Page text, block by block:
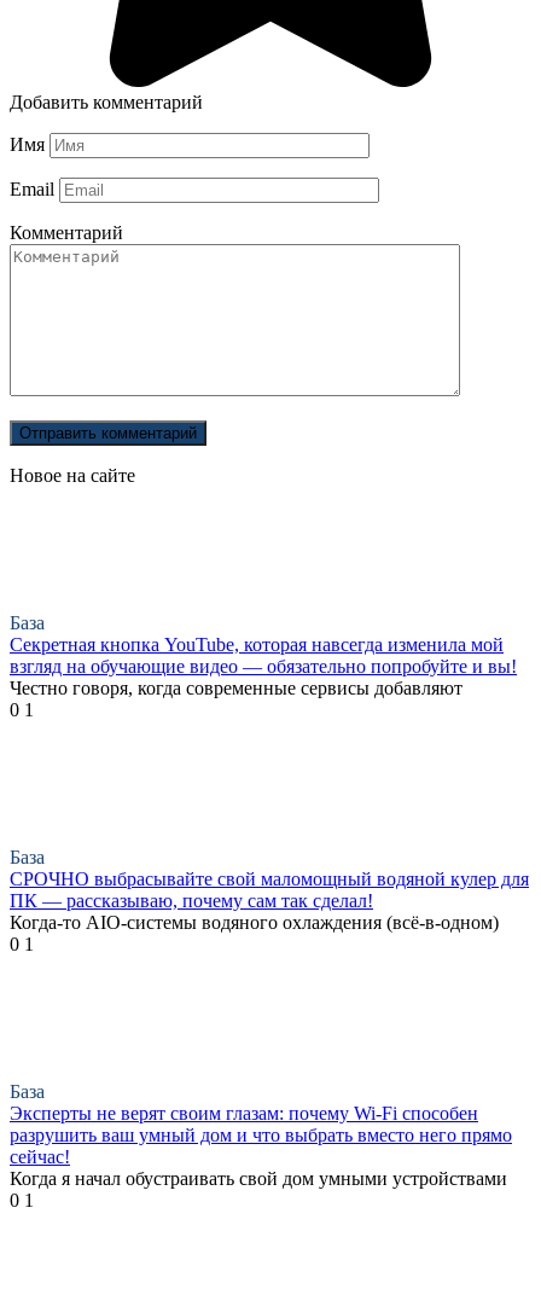
Добавить комментарий
Имя
Email
Комментарий
Новое на сайте
База
Секретная кнопка YouTube, которая навсегда изменила мой
взгляд на обучающие видео — обязательно попробуйте и вы!
Честно говоря, когда современные сервисы добавляют
0 1
База
СРОЧНО выбрасывайте свой маломощный водяной кулер для
ПК — рассказываю, почему сам так сделал!
Когда-то AIO-системы водяного охлаждения (всё-в-одном)
0 1
База
Эксперты не верят своим глазам: почему Wi-Fi способен
разрушить ваш умный дом и что выбрать вместо него прямо
сейчас!
Когда я начал обустраивать свой дом умными устройствами
0 1